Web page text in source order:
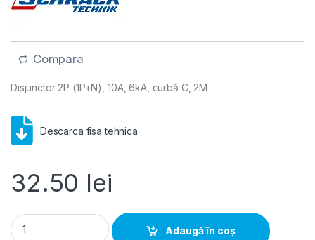
Compara
Disjunctor 2P (1P+N), 10A, 6kA, curbă C, 2M
Descarca fisa tehnica
32.50 lei
Schrack MCB AMPARO- Disjunctor 2P (1P+N), 10A, 6kA,
Adaugă în coș